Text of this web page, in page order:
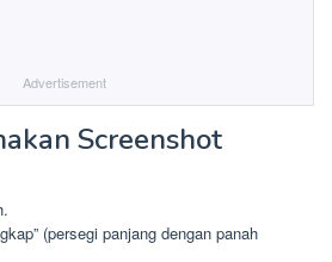
Advertisement
Screenshot
(persegi panjang dengan panah